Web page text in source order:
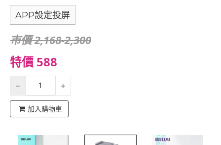
APP設定投屏
市價 2,168-2,300
特價 588
加入購物車